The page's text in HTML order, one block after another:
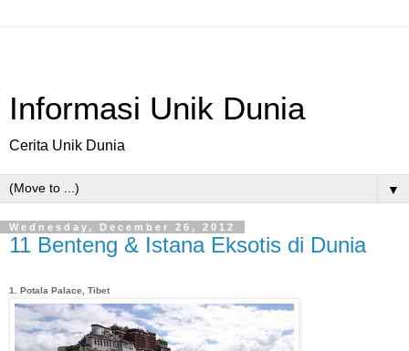
Informasi Unik Dunia
Cerita Unik Dunia
▼
Wednesday, December 26, 2012
11 Benteng & Istana Eksotis di Dunia
1. Potala Palace, Tibet